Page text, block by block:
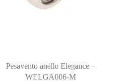
Pesavento anello Elegance –
WELGA006-M